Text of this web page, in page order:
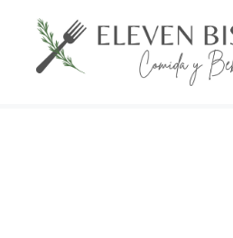
Saltar
contenido